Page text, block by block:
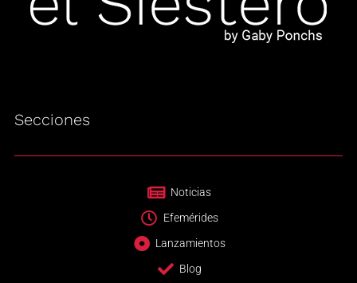
Secciones
Noticias
Efemérides
Lanzamientos
Blog